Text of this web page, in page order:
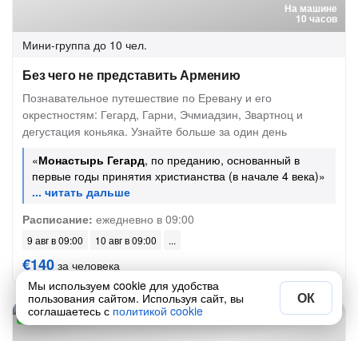
На машине
10 часов
Мини-группа до 10 чел.
Без чего не представить Армению
Познавательное путешествие по Еревану и его
окрестностям: Гегард, Гарни, Эчмиадзин, Звартноц и
дегустация коньяка. Узнайте больше за один день
«Монастырь Гегард, по преданию, основанный в
первые годы принятия христианства (в начале 4 века)»
Расписание: ежедневно в 09:00
9 авг в 09:00 10 авг в 09:00
€140 за человека
51 отзыв
Мы используем cookie для удобства
пользования сайтом. Используя сайт, вы
соглашаетесь с политикой cookie
ОК